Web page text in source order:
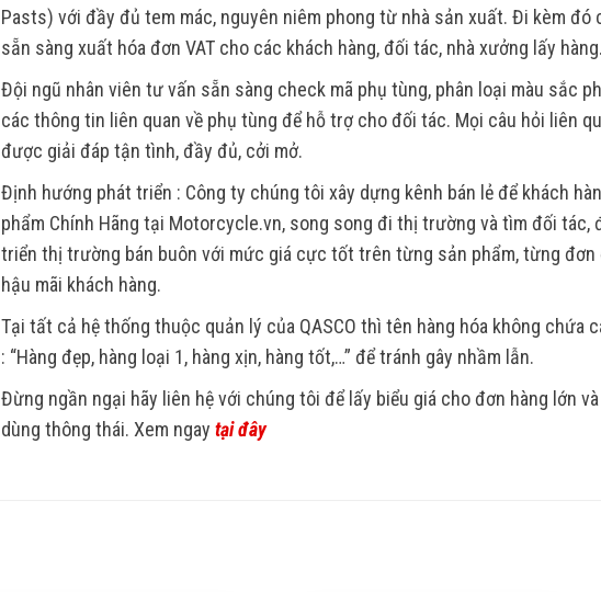
Pasts) với đầy đủ tem mác, nguyên niêm phong từ nhà sản xuất. Đi kèm đó
sẵn sàng xuất hóa đơn VAT cho các khách hàng, đối tác, nhà xưởng lấy hàng.
Đội ngũ nhân viên tư vấn sẵn sàng check mã phụ tùng, phân loại màu sắc
các thông tin liên quan về phụ tùng để hỗ trợ cho đối tác. Mọi câu hỏi liên
được giải đáp tận tình, đầy đủ, cởi mở.
Định hướng phát triển : Công ty chúng tôi xây dựng kênh bán lẻ để khách
phẩm Chính Hãng tại Motorcycle.vn, song song đi thị trường và tìm đối tác,
triển thị trường bán buôn với mức giá cực tốt trên từng sản phẩm, từng
hậu mãi khách hàng.
Tại tất cả hệ thống thuộc quản lý của QASCO thì tên hàng hóa không chứa
: “Hàng đẹp, hàng loại 1, hàng xịn, hàng tốt,…” để tránh gây nhầm lẫn.
Đừng ngần ngại hãy liên hệ với chúng tôi để lấy biểu giá cho đơn hàng lớn
dùng thông thái. Xem ngay tại đây